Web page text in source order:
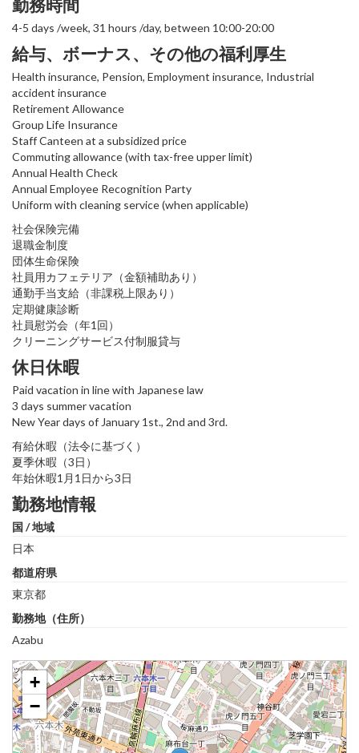
勤務時間
4-5 days /week, 31 hours /day, between 10:00-20:00
給与、ボーナス、その他の福利厚生
Health insurance, Pension, Employment insurance, Industrial
accident insurance
Retirement Allowance
Group Life Insurance
Staff Canteen at a subsidized price
Commuting allowance (with tax-free upper limit)
Annual Health Check
Annual Employee Recognition Party
Uniform with cleaning service (when applicable)
社会保険完備
退職金制度
団体生命保険
社員用カフェテリア（金額補助あり）
通勤手当支給（非課税上限あり）
定期健康診断
社員慰労会（年1回）
クリーニングサービス付制服貸与
休日休暇
Paid vacation in line with Japanese law
3 days summer vacation
New Year days of January 1st., 2nd and 3rd.
有給休暇（法令に基づく）
夏季休暇（3日）
年始休暇1月1日から3日
勤務地情報
国 / 地域
日本
都道府県
東京都
勤務地（住所）
Azabu
+
−